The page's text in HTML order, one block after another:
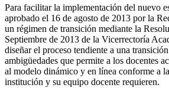
Para facilitar la implementación del nuevo
aprobado el 16 de agosto de 2013 por la
un régimen de transición mediante la
Septiembre de 2013 de la Vicerrectoría
diseñar el proceso tendiente a una
ambigüedades que permite a los docentes
al modelo dinámico y en línea conforme a
institución y su equipo docente requieren.